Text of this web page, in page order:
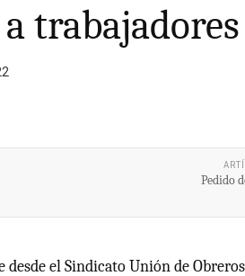
Pedido
desde el Sindicato Unión de